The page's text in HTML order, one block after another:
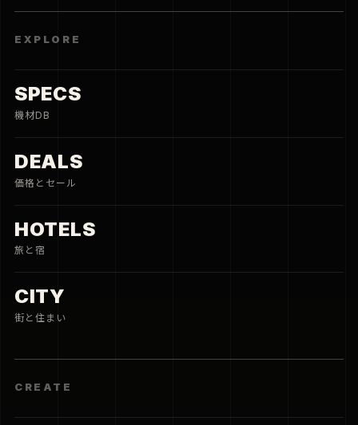
EXPLORE
SPECS
機材DB
DEALS
価格とセール
HOTELS
旅と宿
CITY
街と住まい
CREATE